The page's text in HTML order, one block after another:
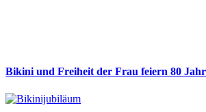
Bikini und Freiheit der Frau feiern 80